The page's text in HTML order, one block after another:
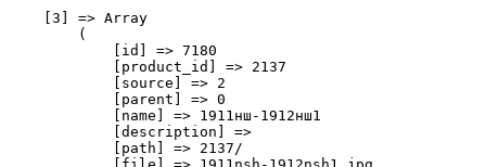
    [3] => Array
        (
            [id] => 7180
            [product_id] => 2137
            [source] => 2
            [parent] => 0
            [name] => 1911нш-1912нш1
            [description] =>
            [path] => 2137/